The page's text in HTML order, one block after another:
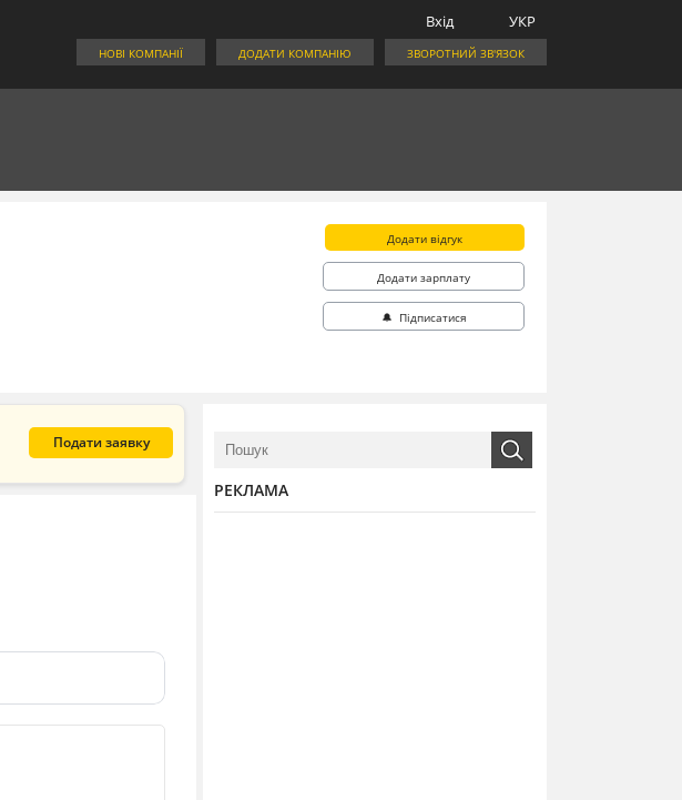
УКР
Вхід
ЗВОРОТНИЙ ЗВ'ЯЗОК
ДОДАТИ КОМПАНІЮ
НОВІ КОМПАНІЇ
Додати відгук
Додати зарплату
🔔 Підписатися
Подати заявку
РЕКЛАМА